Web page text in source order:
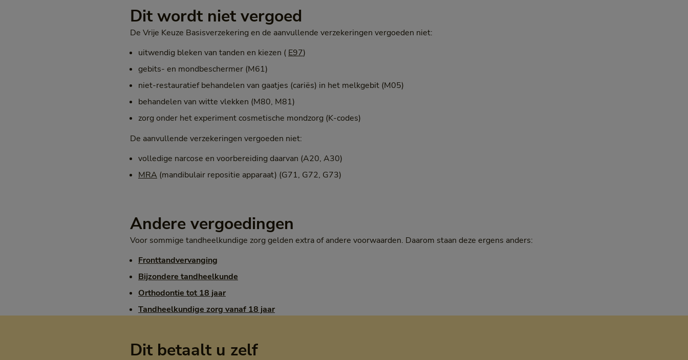
Dit wordt niet vergoed
De Vrije Keuze Basisverzekering en de aanvullende verzekeringen vergoeden niet:
uitwendig bleken van tanden en kiezen ( E97)
gebits- en mondbeschermer (M61)
niet-restauratief behandelen van gaatjes (cariës) in het melkgebit (M05)
behandelen van witte vlekken (M80, M81)
zorg onder het experiment cosmetische mondzorg (K-codes)
De aanvullende verzekeringen vergoeden niet:
volledige narcose en voorbereiding daarvan (A20, A30)
MRA (mandibulair repositie apparaat) (G71, G72, G73)
Andere vergoedingen
Voor sommige tandheelkundige zorg gelden extra of andere voorwaarden. Daarom staan deze ergens anders:
Fronttandvervanging
Bijzondere tandheelkunde
Orthodontie tot 18 jaar
Tandheelkundige zorg vanaf 18 jaar
Dit betaalt u zelf